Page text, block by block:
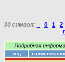
3й символ: 0 1 2
Подробная
код